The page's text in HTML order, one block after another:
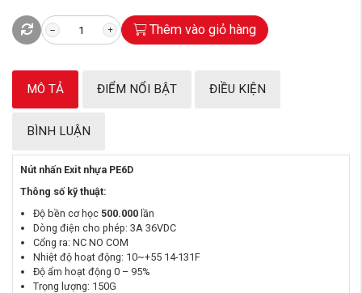
Thêm vào giỏ hàng
MÔ TẢ ĐIỂM NỔI BẬT ĐIỀU KIỆN
BÌNH LUẬN
Nút nhấn Exit nhựa PE6D
Thông số kỹ thuật:
Độ bền cơ học500.000 lần
Dòng điện cho phép: 3A 36VDC
Cổng ra: NC NO COM
Nhiệt độ hoạt động: 10~+55 14-131F
Độ ẩm hoạt động 0 – 95%
Trọng lượng: 150G